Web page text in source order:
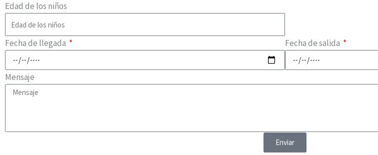
Edad de los niños
Fecha de llegada Fecha de salida
Mensaje
Enviar